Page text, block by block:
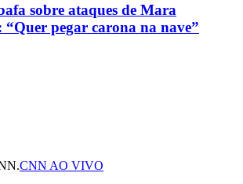
sobre ataques de Mara
pegar carona na nave”
CNN AO VIVO